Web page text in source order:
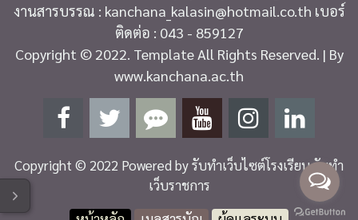
งานสารบรรณ : kanchana_kalasin@hotmail.co.th เบอร์
ติดต่อ : 043 - 859127
Copyright © 2022. Template All Rights Reserved. | By
www.kanchana.ac.th
Copyright © 2022 Powered byรับทำเว็บไซต์โรงเรียน รับทำ
เว็บราชการ